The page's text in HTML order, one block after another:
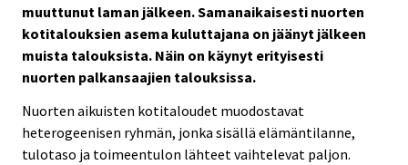
muuttunut laman jälkeen. Samanaikaisesti nuorten
kotitalouksien asema kuluttajana on jäänyt jälkeen
muista talouksista. Näin on käynyt erityisesti
nuorten palkansaajien talouksissa.
Nuorten aikuisten kotitaloudet muodostavat
heterogeenisen ryhmän, jonka sisällä elämäntilanne,
tulotaso ja toimeentulon lähteet vaihtelevat paljon.